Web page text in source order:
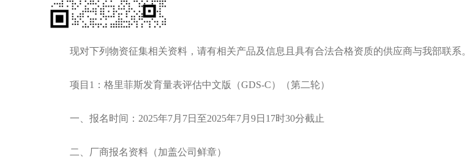
现对下列物资征集相关资料，请有相关产品及信息且具有合法合格资质的供应商与我部联系。
项目 1：格里菲斯发育量表评估中文版（GDS-C）（第二轮）
一、报名时间： 2025年7月7日至2025年7月9日17时30分截止
二、厂商报名资料（加盖公司鲜章）